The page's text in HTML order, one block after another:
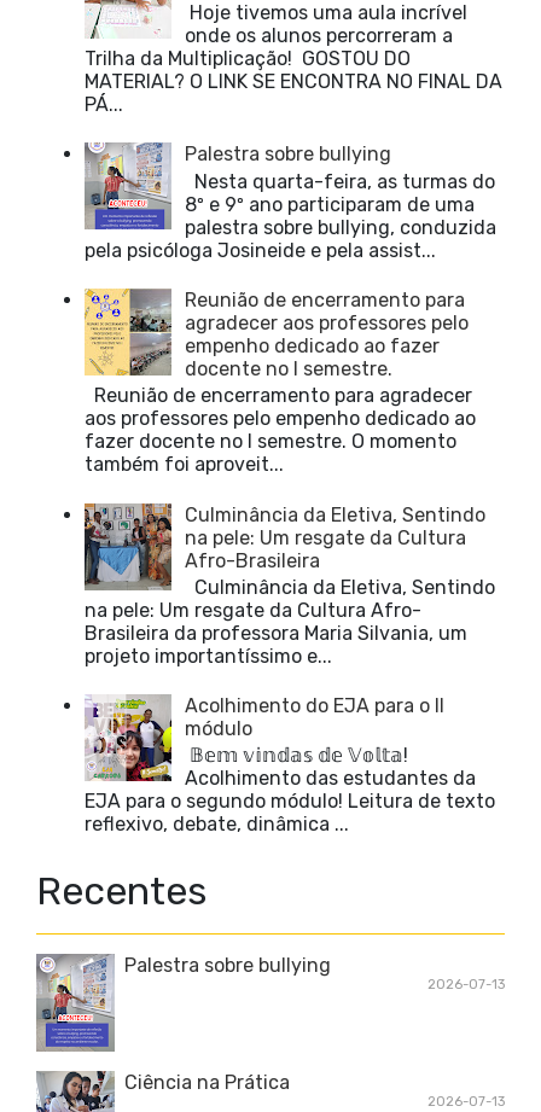
Hoje tivemos uma aula incrível
onde os alunos percorreram a
Trilha da Multiplicação! GOSTOU DO
MATERIAL? O LINK SE ENCONTRA NO FINAL DA
PÁ...
Palestra sobre bullying
Nesta quarta-feira, as turmas do
8º e 9º ano participaram de uma
palestra sobre bullying, conduzida
pela psicóloga Josineide e pela assist...
Reunião de encerramento para
agradecer aos professores pelo
empenho dedicado ao fazer
docente no I semestre.
Reunião de encerramento para agradecer
aos professores pelo empenho dedicado ao
fazer docente no I semestre. O momento
também foi aproveit...
Culminância da Eletiva, Sentindo
na pele: Um resgate da Cultura
Afro-Brasileira
Culminância da Eletiva, Sentindo
na pele: Um resgate da Cultura Afro-
Brasileira da professora Maria Silvania, um
projeto importantíssimo e...
Acolhimento do EJA para o II
módulo
𝔹𝕖𝕞 𝕧𝕚𝕟𝕕𝕒𝕤 𝕕𝕖 𝕍𝕠𝕝𝕥𝕒!
Acolhimento das estudantes da
EJA para o segundo módulo! Leitura de texto
reflexivo, debate, dinâmica ...
Recentes
Palestra sobre bullying
2026-07-13
Ciência na Prática
2026-07-13